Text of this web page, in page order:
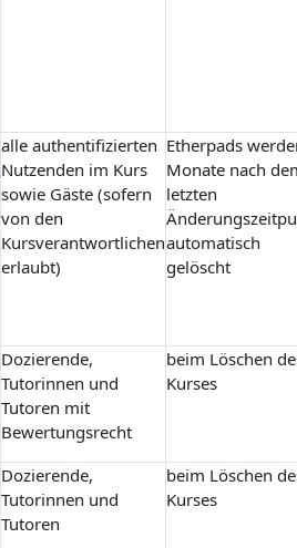
alle authentifizierten
Nutzenden im Kurs
sowie Gäste (sofern
von den
Kursverantwortlichen
erlaubt)
Etherpads
Monate nach
letzten
automatisch
gelöscht
Dozierende,
Tutorinnen und
Tutoren mit
Bewertungsrecht
beim Löschen
Kurses
Dozierende,
Tutorinnen und
Tutoren
beim Löschen
Kurses